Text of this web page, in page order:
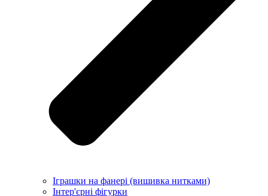
Іграшки на фанері (вишивка нитками)
Інтер'єрні фігурки